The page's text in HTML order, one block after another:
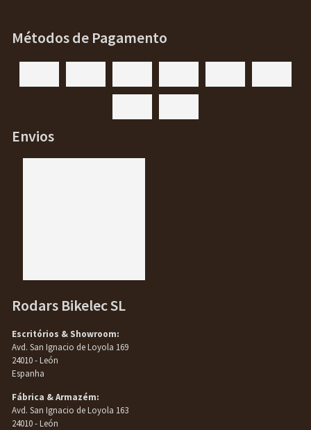
Métodos de Pagamento
Envios
Rodars Bikelec SL
Escritórios & Showroom:
Avd. San Ignacio de Loyola 169
24010 - León
Espanha
Fábrica & Armazém:
Avd. San Ignacio de Loyola 163
24010 - León